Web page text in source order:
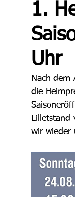
1.
Uhr
Nach dem
die
Lilletstand
wir wieder